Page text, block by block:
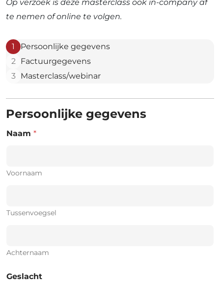
Op verzoek is deze masterclass ook in-company af
te nemen of online te volgen.
1
Persoonlijke gegevens
2
Factuurgegevens
3
Masterclass/webinar
Persoonlijke gegevens
Naam *
Voornaam
Tussenvoegsel
Achternaam
Geslacht